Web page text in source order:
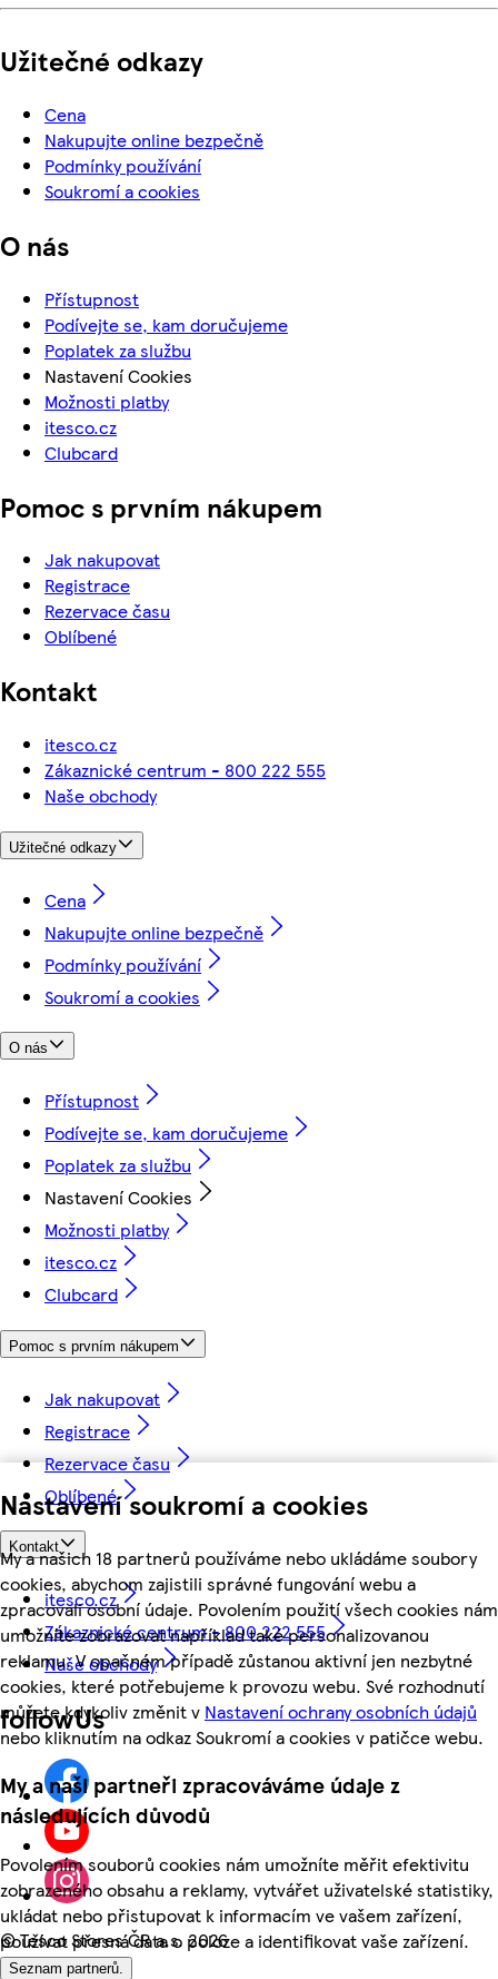
Nastavení soukromí a cookies
My a našich 18 partnerů používáme nebo ukládáme soubory
cookies, abychom zajistili správné fungování webu a
zpracovali osobní údaje. Povolením použití všech cookies nám
umožníte zobrazovat například také personalizovanou
reklamu. V opačném případě zůstanou aktivní jen nezbytné
cookies, které potřebujeme k provozu webu. Své rozhodnutí
můžete kdykoliv změnit v Nastavení ochrany osobních údajů
nebo kliknutím na odkaz Soukromí a cookies v patičce webu.
My a naši partneři zpracováváme údaje z
následujících důvodů
Povolením souborů cookies nám umožníte měřit efektivitu
zobrazeného obsahu a reklamy, vytvářet uživatelské statistiky,
ukládat nebo přistupovat k informacím ve vašem zařízení,
používat přesná data o poloze a identifikovat vaše zařízení.
Seznam partnerů.
Užitečné odkazy
Cena
Nakupujte online bezpečně
Podmínky používání
Soukromí a cookies
O nás
Přístupnost
Podívejte se, kam doručujeme
Poplatek za službu
Nastavení Cookies
Možnosti platby
itesco.cz
Clubcard
Pomoc s prvním nákupem
Jak nakupovat
Registrace
Rezervace času
Oblíbené
Kontakt
itesco.cz
Zákaznické centrum - 800 222 555
Naše obchody
Užitečné odkazy
Cena
Nakupujte online bezpečně
Podmínky používání
Soukromí a cookies
O nás
Přístupnost
Podívejte se, kam doručujeme
Poplatek za službu
Nastavení Cookies
Možnosti platby
itesco.cz
Clubcard
Pomoc s prvním nákupem
Jak nakupovat
Registrace
Rezervace času
Oblíbené
Kontakt
itesco.cz
Zákaznické centrum - 800 222 555
Naše obchody
followUs
©Tesco Stores ČR a.s. 2026